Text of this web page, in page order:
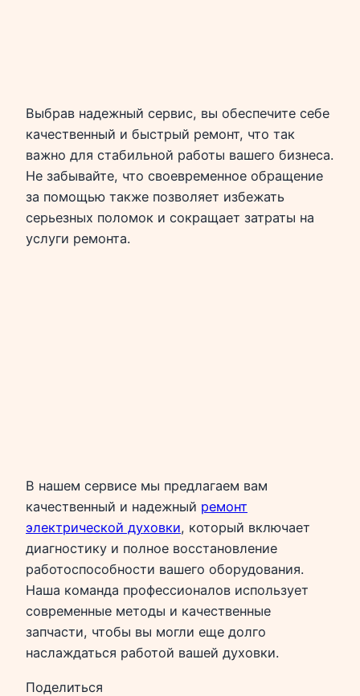
Выбрав надежный сервис, вы обеспечите себе
качественный и быстрый ремонт, что так
важно для стабильной работы вашего бизнеса.
Не забывайте, что своевременное обращение
за помощью также позволяет избежать
серьезных поломок и сокращает затраты на
услуги ремонта.
В нашем сервисе мы предлагаем вам
качественный и надежный ремонт
электрической духовки, который включает
диагностику и полное восстановление
работоспособности вашего оборудования.
Наша команда профессионалов использует
современные методы и качественные
запчасти, чтобы вы могли еще долго
наслаждаться работой вашей духовки.
Поделиться